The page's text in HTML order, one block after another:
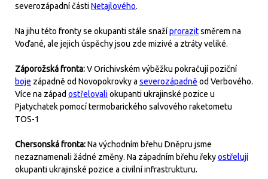
severozápadní částiNetajlového.
Na jihu této fronty se okupanti stále snažíprorazitsměrem na
Voďané, ale jejich úspěchy jsou zde mizivé a ztráty veliké.
Záporožská fronta:V Orichivském výběžku pokračují poziční
boje západně od Novopokrovky a severozápadně od Verbového.
Více na západ ostřelovaliokupanti ukrajinské pozice u
Pjatychatek pomocí termobarického salvového raketometu
TOS-1
Chersonská fronta:Na východním břehu Dněpru jsme
nezaznamenali žádné změny. Na západním břehu řekyostřelují
okupanti ukrajinské pozice a civilní infrastrukturu.